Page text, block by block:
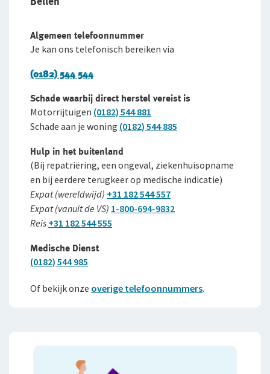
Algemeen telefoonnummer
Je kan ons telefonisch bereiken via
(0182) 544 544
Schade waarbij direct herstel vereist is
Motorrijtuigen (0182) 544 881
Schade aan je woning (0182) 544 885
Hulp in het buitenland
(Bij repatriëring, een ongeval, ziekenhuis­opname
en bij eerdere terugkeer op medische indicatie)
Expat (wereldwijd) +31 182 544 557
Expat (vanuit de VS) 1-800-694-9832
Reis +31 182 544 555
Medische Dienst
(0182) 544 985
Of bekijk onze overige telefoonnummers.